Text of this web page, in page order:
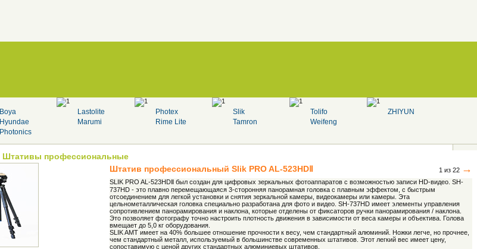
Boya
Hyundae
Photonics
Lastolite
Marumi
Photex
Rime Lite
Slik
Tamron
Tolifo
Weifeng
ZHIYUN
Штативы профессиональные
1 из 22 →
Штатив профессиональный Slik PRO AL-523HDⅡ
SLIK PRO AL-523HDⅡ был создан для цифровых зеркальных фотоаппаратов с возможностью записи HD-видео. SH-
737HD - это плавно перемещающаяся 3-сторонняя панорамная головка с плавным эффектом, с быстрым
отсоединением для легкой установки и снятия зеркальной камеры, видеокамеры или камеры. Эта
цельнометаллическая головка специально разработана для фото и видео. SH-737HD имеет элементы управления
сопротивлением панорамирования и наклона, которые отделены от фиксаторов ручки панорамирования / наклона.
Это позволяет фотографу точно настроить плотность движения в зависимости от веса камеры и объектива. Голова
вмещает до 5,0 кг оборудования.
SLIK AMT имеет на 40% большее отношение прочности к весу, чем стандартный алюминий. Ножки легче, но прочнее,
чем стандартный металл, используемый в большинстве современных штативов. Этот легкий вес имеет цену,
сопоставимую с ценой других стандартных алюминиевых штативов.